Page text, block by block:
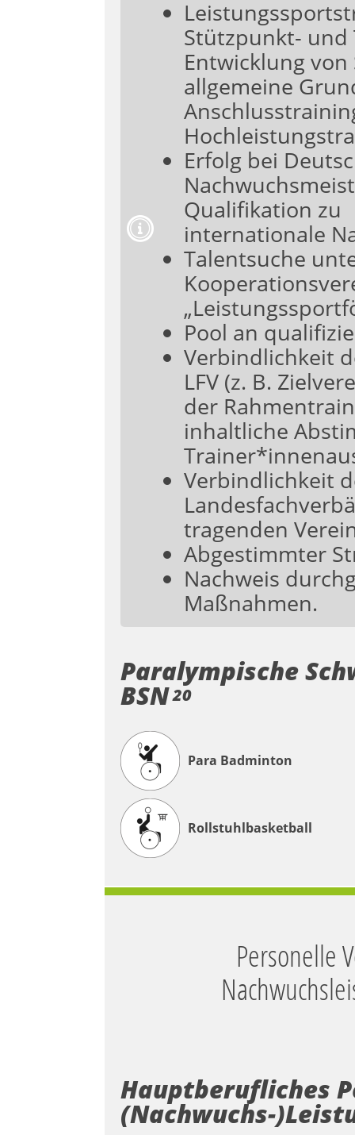
Stützpunkt- und
Entwicklung
allgemeine
Erfolg bei
Qualifikation zu
internationale
Talentsuche
Pool an
Verbindlichkeit
LFV (z. B.
der
inhaltliche
Verbindlichkeit
tragenden
Abgestimmter
Nachweis
Maßnahmen.
Paralympische
BSN20
Para Badminton
Rollstuhlbasketball
Personelle
Hauptberufliches
(Nachwuchs-